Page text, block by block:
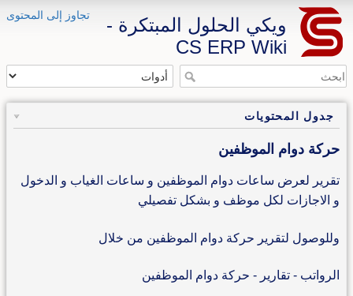
تجاوز إلى المحتوى
ويكي الحلول المبتكرة -
CS ERP Wiki
جدول المحتويات
حركة دوام الموظفين
تقرير لعرض ساعات دوام الموظفين و ساعات الغياب و الدخول
و الاجازات لكل موظف و بشكل تفصيلي
وللوصول لتقرير حركة دوام الموظفين من خلال
الرواتب - تقارير - حركة دوام الموظفين